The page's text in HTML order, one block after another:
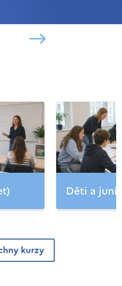
Děti a
kurzy